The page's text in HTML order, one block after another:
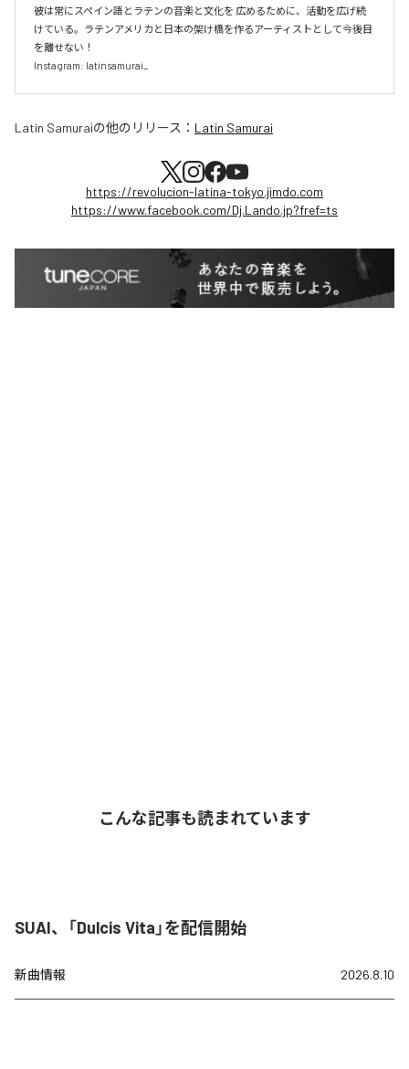
彼は常にスペイン語とラテンの音楽と文化を 広めるために、活動を広げ続
けている。ラテンアメリカと日本の架け橋を作るアーティストとして今後目
を離せない！
Instagram: latinsamurai_
Latin Samuraiの他のリリース： Latin Samurai
https://revolucion-latina-tokyo.jimdo.com
https://www.facebook.com/Dj.Lando.jp?fref=ts
こんな記事も読まれています
SUAI、「Dulcis Vita」を配信開始
新曲情報 2026.8.10